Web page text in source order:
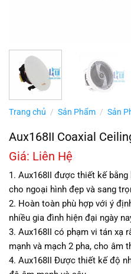
Trang chủ / Sản Phẩm / Sản
Aux168II Coaxial
Giá: Liên Hệ
1. Aux168II được thiết kế
cho ngoại hình đẹp và sang
2. Hoàn toàn phù hợp với ý
nhiều gia đình hiện đại ngày
3. Aux168II có phạm vi tán xạ
mạnh và mạch 2 pha, cho âm
4. Aux168II Được thiết kế độ